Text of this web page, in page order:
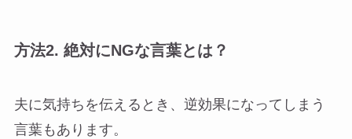
方法2. 絶対にNGな言葉とは？
夫に気持ちを伝えるとき、逆効果になってしまう
言葉もあります。